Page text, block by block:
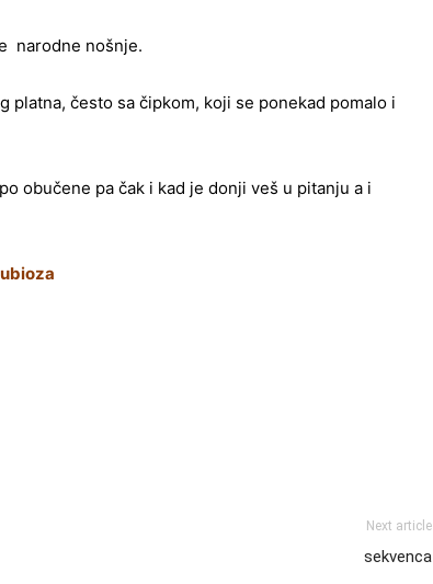
narodne nošnje.
platna, često sa čipkom, koji se ponekad pomalo i
obučene pa čak i kad je donji veš u pitanju a i
Next article
sekvenca